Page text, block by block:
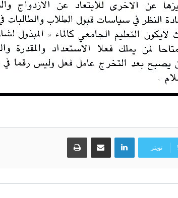
تويتر
لينكدإن مشاركة عبر البريد